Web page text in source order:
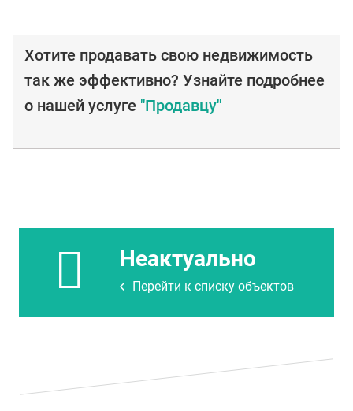
Хотите продавать свою недвижимость
так же эффективно? Узнайте подробнее
о нашей услуге "Продавцу"
Неактуально
Перейти к списку объектов